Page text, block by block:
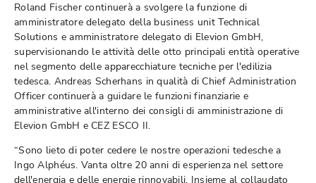
Roland Fischer continuerà a svolgere la funzione di
amministratore delegato della business unit Technical
Solutions e amministratore delegato di Elevion GmbH,
supervisionando le attività delle otto principali entità operative
nel segmento delle apparecchiature tecniche per l'edilizia
tedesca. Andreas Scherhans in qualità di Chief Administration
Officer continuerà a guidare le funzioni finanziarie e
amministrative all'interno dei consigli di amministrazione di
Elevion GmbH e CEZ ESCO II.
“Sono lieto di poter cedere le nostre operazioni tedesche a
Ingo Alphéus. Vanta oltre 20 anni di esperienza nel settore
dell'energia e delle energie rinnovabili. Insieme al collaudato